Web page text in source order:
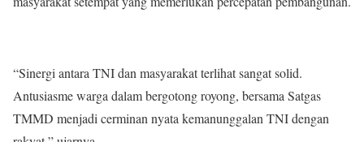
“Sinergi antara TNI dan masyarakat terlihat sangat solid.
Antusiasme warga dalam bergotong royong, bersama Satgas
TMMD menjadi cerminan nyata kemanunggalan TNI dengan